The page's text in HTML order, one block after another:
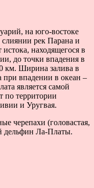
на юго-востоке
рек Парана и
находящегося в
до точки впадения в
км. Ширина залива в
при впадении в океан –
является самой
по территории
и Уругвая.
черепахи (головастая,
дельфин Ла-Платы.